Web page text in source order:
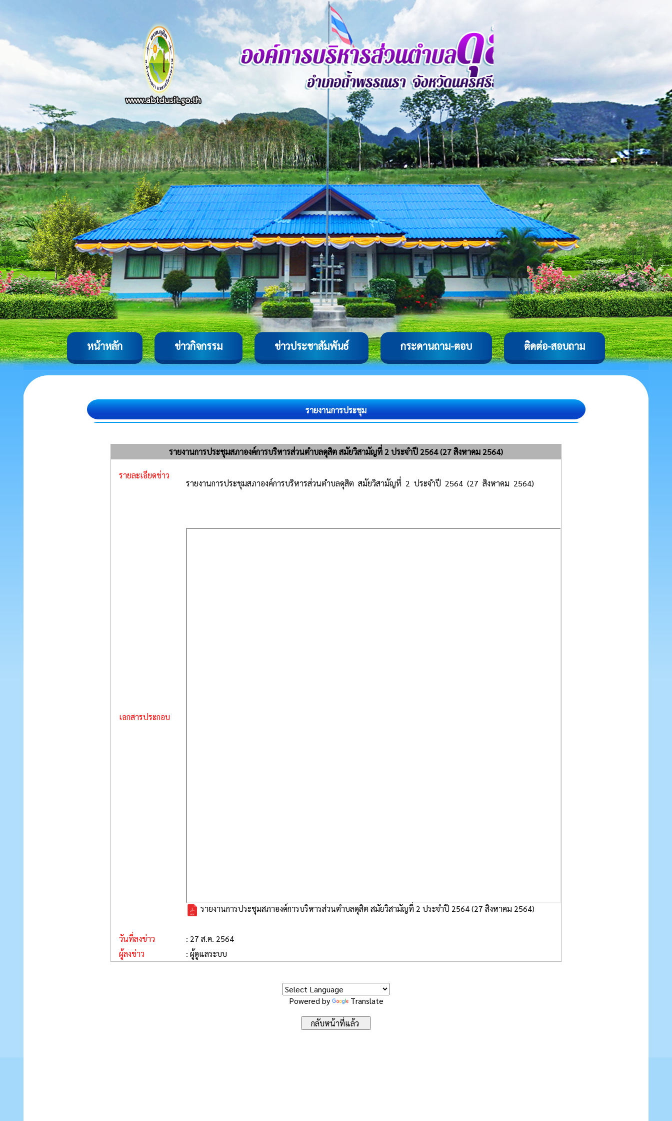
หน้าหลัก ข่าวกิจกรรม ข่าวประชาสัมพันธ์ กระดานถาม-ตอบ ติดต่อ-สอบถาม
รายงานการประชุม
รายงานการประชุมสภาองค์การบริหารส่วนตำบลดุสิต สมัยวิสามัญที่ 2 ประจำปี 2564 (27 สิงหาคม 2564)
รายละเอียดข่าว
รายงานการประชุมสภาองค์การบริหารส่วนตำบลดุสิต สมัยวิสามัญที่ 2 ประจำปี 2564 (27 สิงหาคม 2564)
เอกสารประกอบ
รายงานการประชุมสภาองค์การบริหารส่วนตำบลดุสิต สมัยวิสามัญที่ 2 ประจำปี 2564 (27 สิงหาคม 2564)
วันที่ลงข่าว
: 27 ส.ค. 2564
ผู้ลงข่าว
: ผู้ดูแลระบบ
Powered by Translate